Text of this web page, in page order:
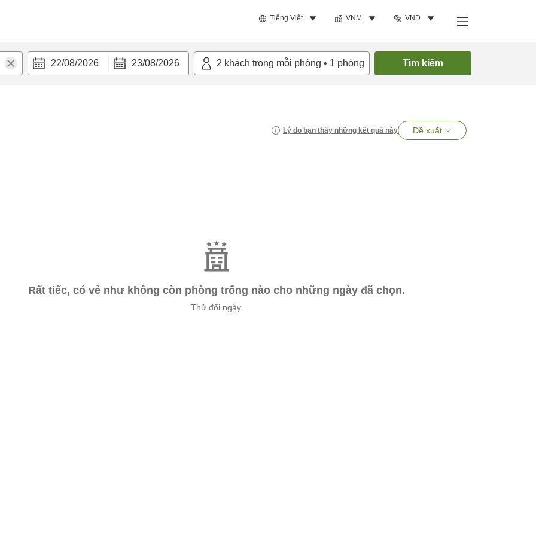
Tiếng Việt VNM VND
22/08/2026 23/08/2026 2 khách trong mỗi phòng • 1 phòng Tìm kiếm
Lý do bạn thấy những kết quả này Đề xuất
Rất tiếc, có vẻ như không còn phòng trống nào cho những ngày đã chọn.
Thử đổi ngày.